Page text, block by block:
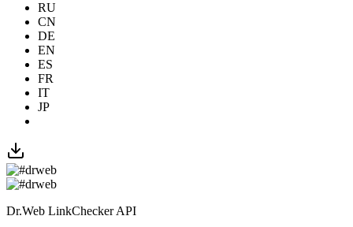
RU
CN
DE
EN
ES
FR
IT
JP
Dr.Web LinkChecker API